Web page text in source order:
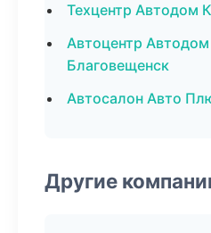
Техцентр Автодом
Автоцентр
Благовещенск
Автосалон Авто
Другие